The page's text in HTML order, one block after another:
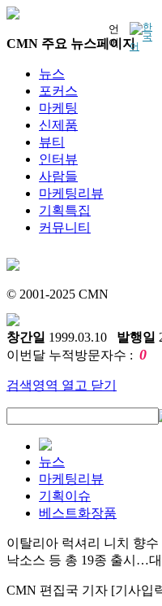
언
어
CMN 주요 뉴스페이지
뉴스
포커스
마케팅
신제품
뷰티
인터뷰
사람들
마케팅리뷰
기획특집
커뮤니티
© 2001-2025 CMN
창간일 1999.03.10 발행일
이번달 누적방문자수 : 0
검색영역 열고 닫기
뉴스
마케팅리뷰
기획이슈
베스트화장품
이탈리아 럭셔리 니치 향수
낙소스 등 총 19종 출시…
CMN 편집국 기자 [기사입